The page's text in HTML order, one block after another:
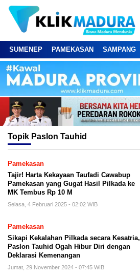
SUMENEP PAMEKASAN SAMPANG
Topik Paslon Tauhid
Pamekasan
Tajir! Harta Kekayaan Taufadi Cawabup
Pamekasan yang Gugat Hasil Pilkada ke
MK Tembus Rp 10 M
Selasa, 4 Februari 2025 - 02:02 WIB
Pamekasan
Sikapi Kekalahan Pilkada secara Kesatria,
Paslon Tauhid Ogah Hibur Diri dengan
Deklarasi Kemenangan
Jumat, 29 November 2024 - 07:45 WIB